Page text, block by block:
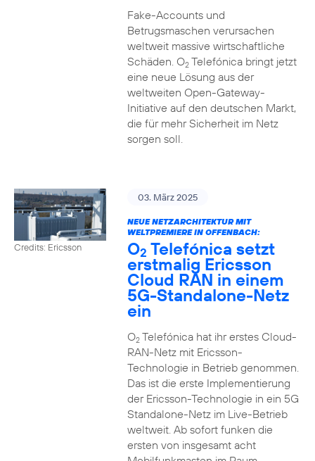
Fake-Accounts und
Betrugsmaschen verursachen
weltweit massive wirtschaftliche
Schäden. O2Telefónica bringt jetzt
eine neue Lösung aus der
weltweiten Open-Gateway-
Initiative auf den deutschen Markt,
die für mehr Sicherheit im Netz
sorgen soll.
Credits: Ericsson
03. März 2025
NEUE NETZARCHITEKTUR MIT
WELTPREMIERE IN OFFENBACH:
O2 Telefónica setzt
erstmalig Ericsson
Cloud RAN in einem
5G-Standalone-Netz
ein
O2Telefónica hat ihr erstes Cloud-
RAN-Netz mit Ericsson-
Technologie in Betrieb genommen.
Das ist die erste Implementierung
der Ericsson-Technologie in ein 5G
Standalone-Netz im Live-Betrieb
weltweit. Ab sofort funken die
ersten von insgesamt acht